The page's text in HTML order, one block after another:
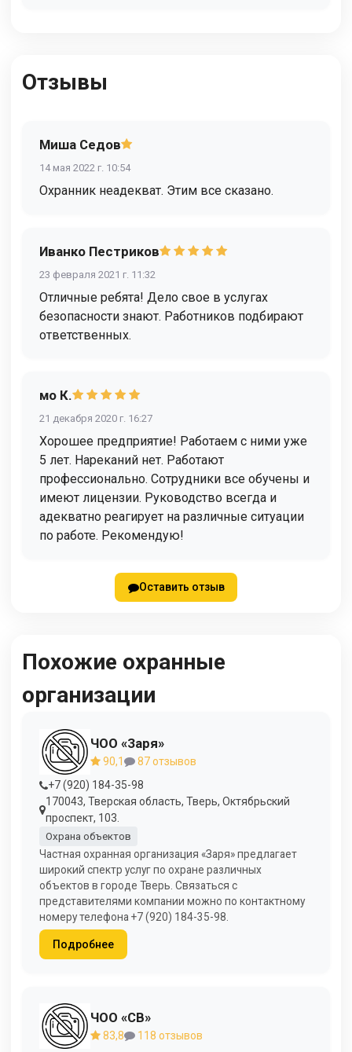
Отзывы
Миша Седов
14 мая 2022 г. 10:54
Охранник неадекват. Этим все сказано.
Иванко Пестриков
23 февраля 2021 г. 11:32
Отличные ребята! Дело свое в услугах
безопасности знают. Работников подбирают
ответственных.
мо К.
21 декабря 2020 г. 16:27
Хорошее предприятие! Работаем с ними уже
5 лет. Нареканий нет. Работают
профессионально. Сотрудники все обучены и
имеют лицензии. Руководство всегда и
адекватно реагирует на различные ситуации
по работе. Рекомендую!
Оставить отзыв
Похожие охранные
организации
ЧОО «Заря»
90,1
87 отзывов
+7 (920) 184-35-98
170043, Тверская область, Тверь, Октябрьский
проспект, 103.
Охрана объектов
Частная охранная организация «Заря» предлагает
широкий спектр услуг по охране различных
объектов в городе Тверь. Связаться с
представителями компании можно по контактному
номеру телефона +7 (920) 184-35-98.
Подробнее
ЧОО «СВ»
83,8
118 отзывов